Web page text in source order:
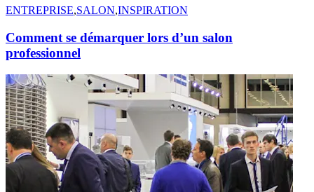
ENTREPRISE,SALON,INSPIRATION
Comment se démarquer lors d’un salon
professionnel